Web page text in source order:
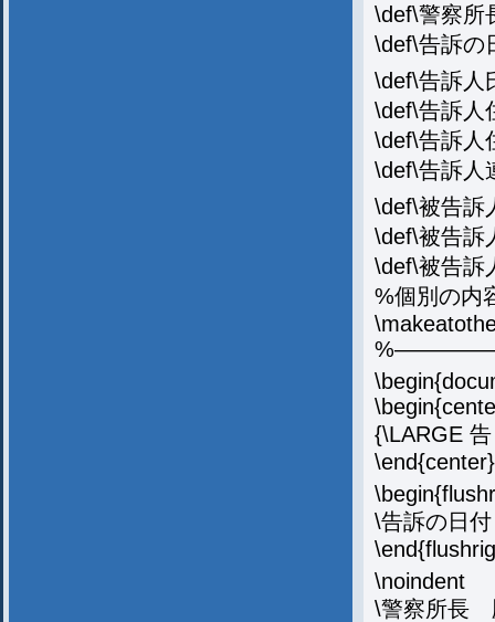
\def\警察所
\def\告訴の
\def\告訴人
\def\告訴人
\def\告訴人
\def\告訴人
\def\被告
\def\被告
\def\被告訴
%個別の内
{\LARGE
\end{center}
\告訴の日付
\noindent
\警察所長